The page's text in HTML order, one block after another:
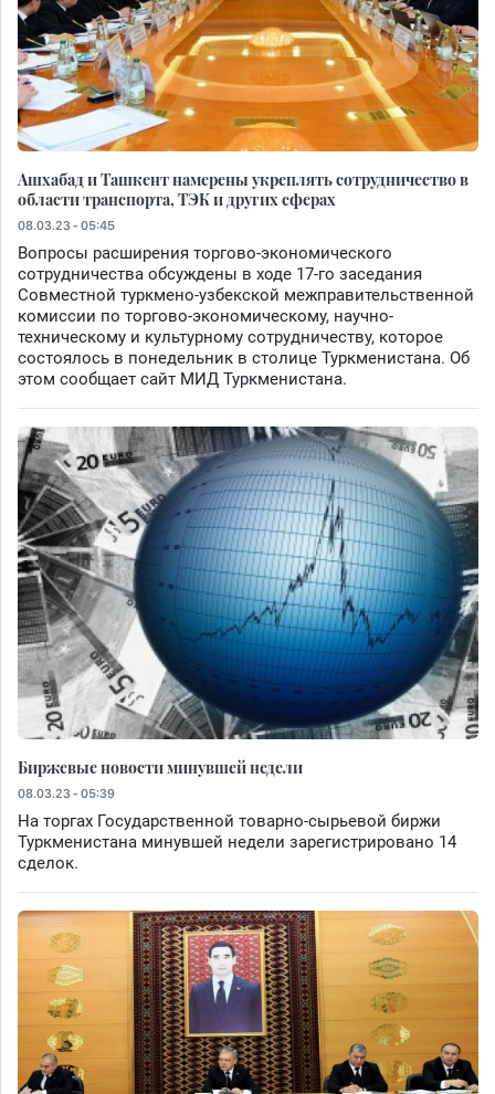
Ашхабад и Ташкент намерены укреплять сотрудничество в
области транспорта, ТЭК и других сферах
08.03.23 - 05:45
Вопросы расширения торгово-экономического
сотрудничества обсуждены в ходе 17-го заседания
Совместной туркмено-узбекской межправительственной
комиссии по торгово-экономическому, научно-
техническому и культурному сотрудничеству, которое
состоялось в понедельник в столице Туркменистана. Об
этом сообщает сайт МИД Туркменистана.
Биржевые новости минувшей недели
08.03.23 - 05:39
На торгах Государственной товарно-сырьевой биржи
Туркменистана минувшей недели зарегистрировано 14
сделок.